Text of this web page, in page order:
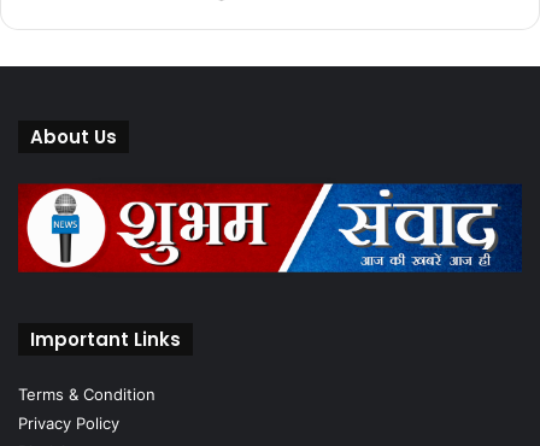
About Us
Important Links
Terms & Condition
Privacy Policy